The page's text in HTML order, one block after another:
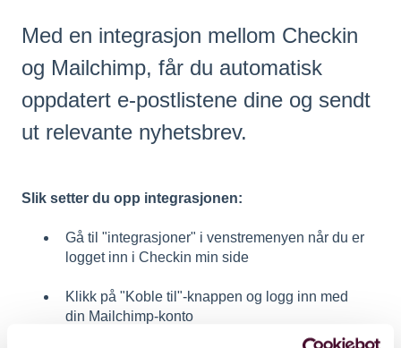
Med en integrasjon mellom Checkin
og Mailchimp, får du automatisk
oppdatert e-postlistene dine og sendt
ut relevante nyhetsbrev.
Slik setter du opp integrasjonen:
Gå til "integrasjoner" i venstremenyen når du er
logget inn i Checkin min side
Klikk på "Koble til"-knappen og logg inn med
din Mailchimp-konto